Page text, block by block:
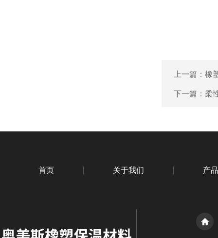
上一篇： 橡
下一篇： 柔
首页 关于我们 产